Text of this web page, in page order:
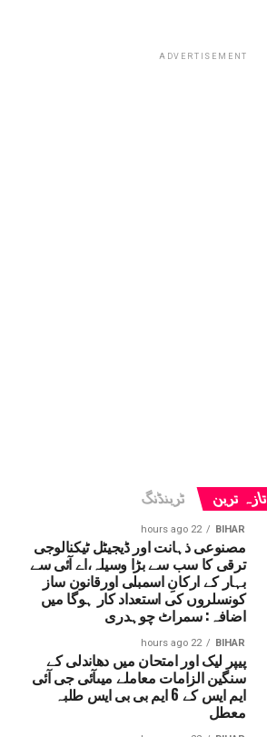
ADVERTISEMENT
تازہ ترین ٹرینڈنگ
BIHAR
22 hours ago
مصنوعی ذہانت اور ڈیجیٹل ٹیکنالوجی
ترقی کا سب سے بڑا وسیلہ،اے آئی سے
بہار کے ارکانِ اسمبلی اورقانون ساز
کونسلروں کی استعداد کار ہوگا میں
اضافہ: سمراٹ چوہدری
BIHAR
22 hours ago
پیپر لیک اور امتحان میں دھاندلی کے
سنگین الزامات معاملے میںآئی جی آئی
ایم ایس کے 6 ایم بی بی ایس طلبہ
معطل